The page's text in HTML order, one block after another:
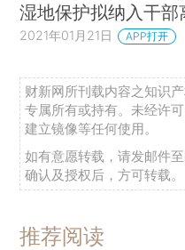
湿地保护拟纳入干部
2021年01月21日 APP打开
财新网所刊载内容之知识
专属所有或持有。未经许
建立镜像等任何使用。
如有意愿转载，请发邮件至
确认及授权后，方可转载。
推荐阅读